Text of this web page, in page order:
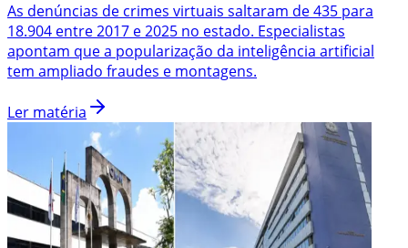
As denúncias de crimes virtuais saltaram de 435 para
18.904 entre 2017 e 2025 no estado. Especialistas
apontam que a popularização da inteligência artificial
tem ampliado fraudes e montagens.
Ler matéria